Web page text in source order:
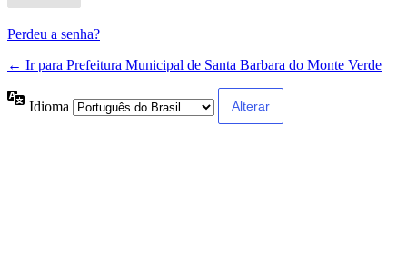
Perdeu a senha?
← Ir para Prefeitura Municipal de Santa Barbara do Monte Verde
Idioma